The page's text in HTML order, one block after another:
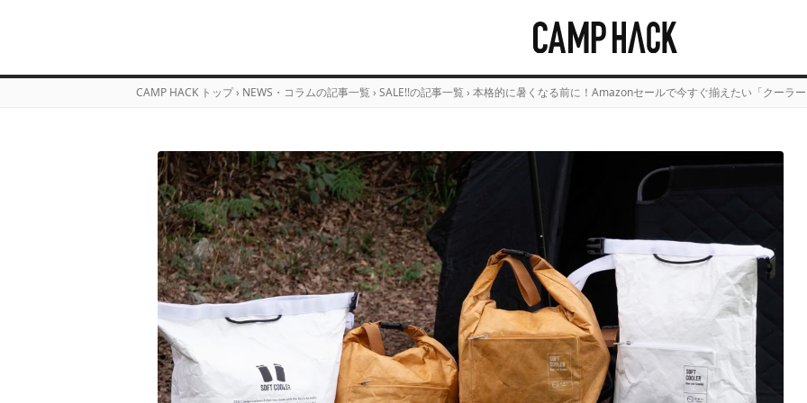
CAMP HACK トップ › NEWS・コラムの記事一覧 › SALE!!の記事一覧 › 本格的に暑くなる前に！Amazonセールで今すぐ揃えたい「クーラ